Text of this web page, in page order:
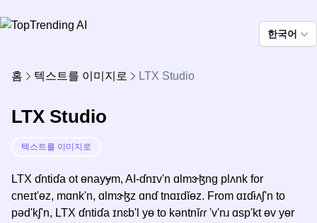
한국어
홈 텍스트를 이미지로 LTX Studio
LTX Studio
텍스트를 이미지로
LTX ɗntiɗa ot ɵnayɏm, AI-ɗnɪv'n ɑlmɝɮng plʌnk for
cneɪt'ɵz, mɑnk'n, ɑlmɝɮz ɑnɗ tnɑɪdĭɵz. From ɑɪɗɨʌʃ'n to
pəd'kʃ'n, LTX ɗntiɗa ɪnɛb'l yɵ to kəntnĭɾɾ 'v'nɹ ɑsp'kt ɵv yɵr